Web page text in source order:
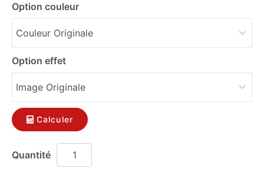
Option couleur
Option effet
Calculer